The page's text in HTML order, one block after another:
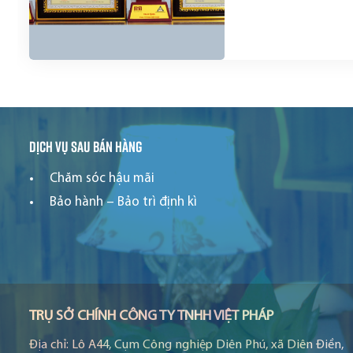
Dịch vụ sau bán hàng
Chăm sóc hậu mãi
Bảo hành – Bảo trì định kì
TRỤ SỞ CHÍNH CÔNG TY TNHH VIỆT PHÁP
Địa chỉ: Lô A44, Cụm Công nghiệp Diên Phú, xã Diên Điền,